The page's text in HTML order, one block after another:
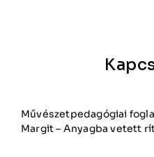
Művészetpedagógiai
Margit – Anyagba vetett